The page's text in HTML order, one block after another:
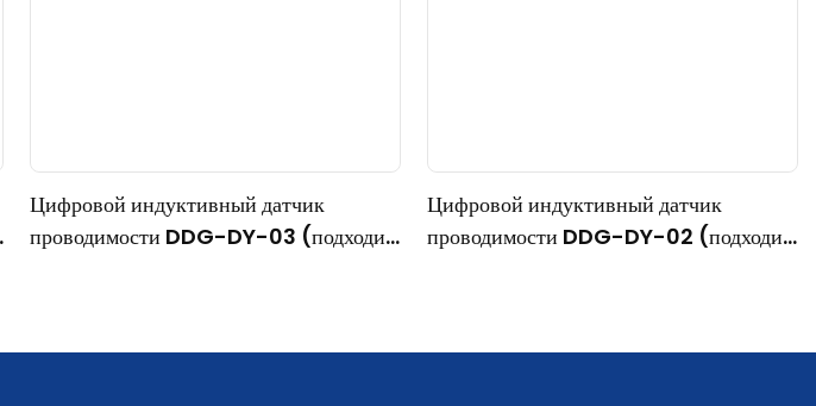
Цифровой индуктивный датчик
проводимости DDG-DY-03 (подходит
Цифровой индуктивный датчик
проводимости DDG-DY-02 (подходит